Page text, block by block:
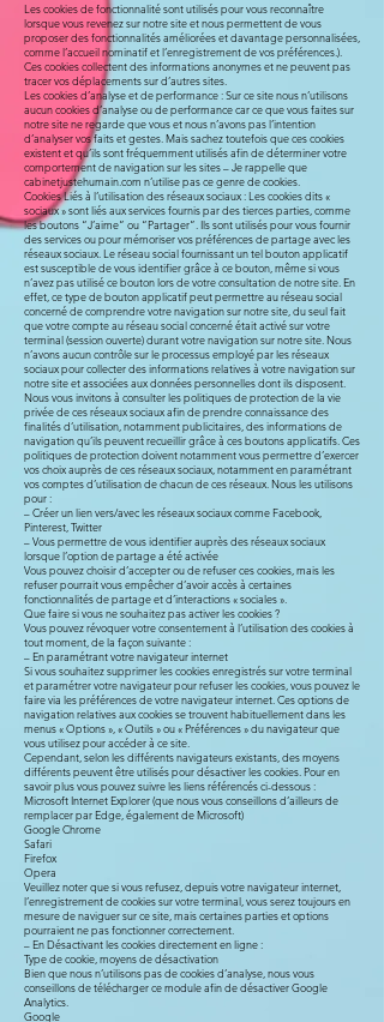
Les cookies de fonctionnalité sont utilisés pour vous reconnaître
lorsque vous revenez sur notre site et nous permettent de vous
proposer des fonctionnalités améliorées et davantage personnalisées,
comme l’accueil nominatif et l’enregistrement de vos préférences.).
Ces cookies collectent des informations anonymes et ne peuvent pas
tracer vos déplacements sur d’autres sites.
Les cookies d’analyse et de performance : Sur ce site nous n’utilisons
aucun cookies d’analyse ou de performance car ce que vous faites sur
notre site ne regarde que vous et nous n’avons pas l’intention
d’analyser vos faits et gestes. Mais sachez toutefois que ces cookies
existent et qu’ils sont fréquemment utilisés afin de déterminer votre
comportement de navigation sur les sites – Je rappelle que
cabinetjustehumain.com n’utilise pas ce genre de cookies.
Cookies Liés à l’utilisation des réseaux sociaux : Les cookies dits «
sociaux » sont liés aux services fournis par des tierces parties, comme
les boutons “J’aime” ou “Partager”. Ils sont utilisés pour vous fournir
des services ou pour mémoriser vos préférences de partage avec les
réseaux sociaux. Le réseau social fournissant un tel bouton applicatif
est susceptible de vous identifier grâce à ce bouton, même si vous
n’avez pas utilisé ce bouton lors de votre consultation de notre site. En
effet, ce type de bouton applicatif peut permettre au réseau social
concerné de comprendre votre navigation sur notre site, du seul fait
que votre compte au réseau social concerné était activé sur votre
terminal (session ouverte) durant votre navigation sur notre site. Nous
n’avons aucun contrôle sur le processus employé par les réseaux
sociaux pour collecter des informations relatives à votre navigation sur
notre site et associées aux données personnelles dont ils disposent.
Nous vous invitons à consulter les politiques de protection de la vie
privée de ces réseaux sociaux afin de prendre connaissance des
finalités d’utilisation, notamment publicitaires, des informations de
navigation qu’ils peuvent recueillir grâce à ces boutons applicatifs. Ces
politiques de protection doivent notamment vous permettre d’exercer
vos choix auprès de ces réseaux sociaux, notamment en paramétrant
vos comptes d’utilisation de chacun de ces réseaux. Nous les utilisons
pour :
– Créer un lien vers/avec les réseaux sociaux comme Facebook,
Pinterest, Twitter
– Vous permettre de vous identifier auprès des réseaux sociaux
lorsque l’option de partage a été activée
Vous pouvez choisir d’accepter ou de refuser ces cookies, mais les
refuser pourrait vous empêcher d’avoir accès à certaines
fonctionnalités de partage et d’interactions « sociales ».
Que faire si vous ne souhaitez pas activer les cookies ?
Vous pouvez révoquer votre consentement à l’utilisation des cookies à
tout moment, de la façon suivante :
– En paramétrant votre navigateur internet
Si vous souhaitez supprimer les cookies enregistrés sur votre terminal
et paramétrer votre navigateur pour refuser les cookies, vous pouvez le
faire via les préférences de votre navigateur internet. Ces options de
navigation relatives aux cookies se trouvent habituellement dans les
menus « Options », « Outils » ou « Préférences » du navigateur que
vous utilisez pour accéder à ce site.
Cependant, selon les différents navigateurs existants, des moyens
différents peuvent être utilisés pour désactiver les cookies. Pour en
savoir plus vous pouvez suivre les liens référencés ci-dessous :
Microsoft Internet Explorer (que nous vous conseillons d’ailleurs de
remplacer par Edge, également de Microsoft)
Google Chrome
Safari
Firefox
Opera
Veuillez noter que si vous refusez, depuis votre navigateur internet,
l’enregistrement de cookies sur votre terminal, vous serez toujours en
mesure de naviguer sur ce site, mais certaines parties et options
pourraient ne pas fonctionner correctement.
– En Désactivant les cookies directement en ligne :
Type de cookie, moyens de désactivation
Bien que nous n’utilisons pas de cookies d’analyse, nous vous
conseillons de télécharger ce module afin de désactiver Google
Analytics.
Google